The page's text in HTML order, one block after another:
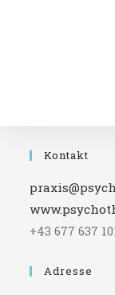
Kontakt
+43 677 637
Adresse